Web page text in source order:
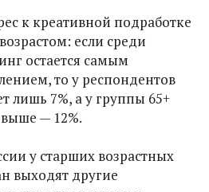
к креативной подработке
если среди
остается самым
то у респондентов
лишь 7%, а у группы 65+
— 12%.
у старших возрастных
выходят другие